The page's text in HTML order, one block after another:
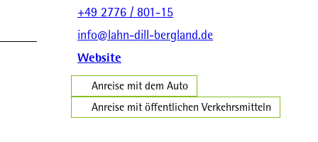
+49 2776 / 801-15
info@lahn-dill-bergland.de
Website
Anreise mit dem Auto
Anreise mit öffentlichen Verkehrsmitteln